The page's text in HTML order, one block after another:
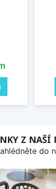
Z NAŠÍ
do